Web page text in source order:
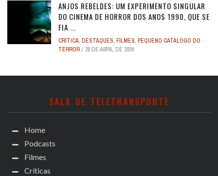
ANJOS REBELDES: UM EXPERIMENTO SINGULAR
DO CINEMA DE HORROR DOS ANOS 1990, QUE SE
FIA ...
CRÍTICA, DESTAQUES, FILMES, PEQUENO CATÁLOGO DO
TERROR
28 DE ABRIL DE 2026
SALA DE TELETRANSPORTE
Home
Podcasts
Filmes
Críticas